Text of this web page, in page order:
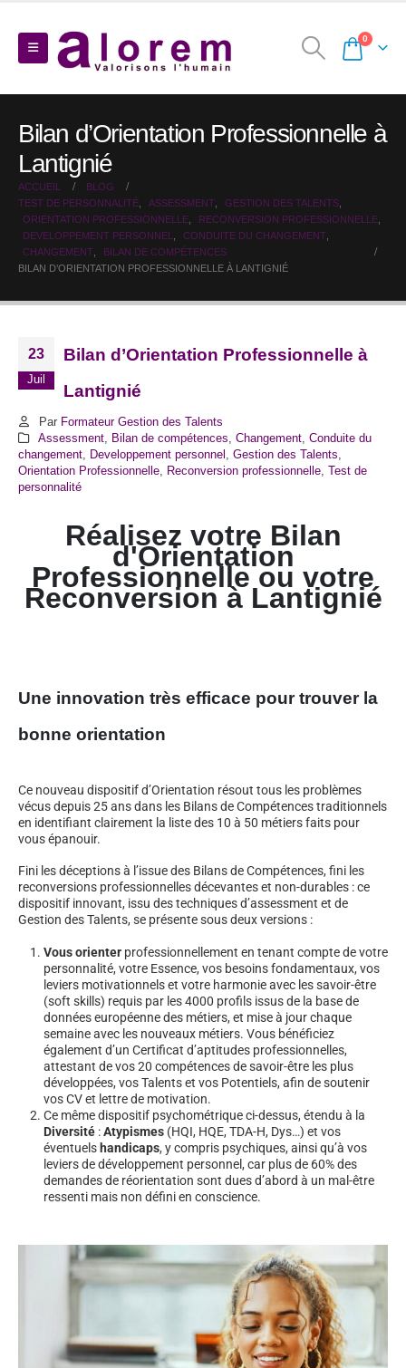
0
Bilan d’Orientation Professionnelle à
Lantignié
ACCUEIL
BLOG
TEST DE PERSONNALITÉ
ASSESSMENT GESTION DES TALENTS
ORIENTATION PROFESSIONNELLE
RECONVERSION PROFESSIONNELLE
DEVELOPPEMENT PERSONNEL
CONDUITE DU CHANGEMENT
CHANGEMENT
BILAN DE COMPÉTENCES
BILAN D’ORIENTATION PROFESSIONNELLE À LANTIGNIÉ
23
Juil
Bilan d’Orientation Professionnelle à
Lantignié
Par Formateur Gestion des Talents
Assessment, Bilan de compétences Changement, Conduite du
changement
Developpement personnel Gestion des Talents
Orientation Professionnelle
Reconversion professionnelle Test de
personnalité
Réalisez votre Bilan
d'Orientation
Professionnelle ou votre
Reconversion à Lantignié
Une innovation très efficace pour trouver la
bonne orientation
Ce nouveau dispositif d’Orientation résout tous les problèmes
vécus depuis 25 ans dans les Bilans de Compétences traditionnels
en identifiant clairement la liste des 10 à 50 métiers faits pour
vous épanouir.
Fini les déceptions à l’issue des Bilans de Compétences, fini les
reconversions professionnelles décevantes et non-durables : ce
dispositif innovant, issu des techniques d’assessment et de
Gestion des Talents, se présente sous deux versions :
Vous orienter professionnellement en tenant compte de votre
personnalité, votre Essence, vos besoins fondamentaux, vos
leviers motivationnels et votre harmonie avec les savoir-être
(soft skills) requis par les 4000 profils issus de la base de
données européenne des métiers, et mise à jour chaque
semaine avec les nouveaux métiers. Vous bénéficiez
également d’un Certificat d’aptitudes professionnelles,
attestant de vos 20 compétences de savoir-être les plus
développées, vos Talents et vos Potentiels, afin de soutenir
vos CV et lettre de motivation.
Ce même dispositif psychométrique ci-dessus, étendu à la
Diversité :Atypismes (HQI, HQE, TDA-H, Dys…) et vos
éventuels handicaps, y compris psychiques, ainsi qu’à vos
leviers de développement personnel, car plus de 60% des
demandes de réorientation sont dues d’abord à un mal-être
ressenti mais non défini en conscience.